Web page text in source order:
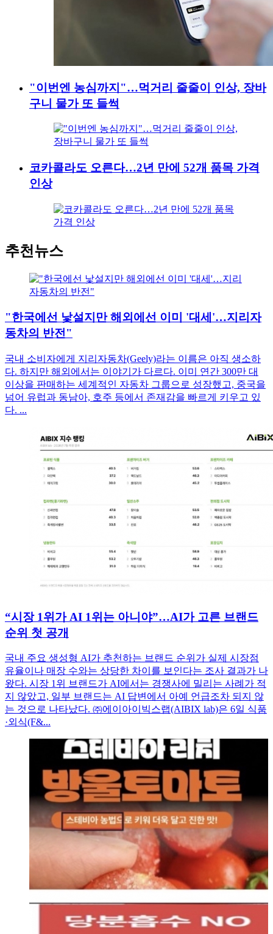
"이번엔 농심까지"…먹거리 줄줄이 인상, 장바
구니 물가 또 들썩
코카콜라도 오른다…2년 만에 52개 품목 가격
인상
추천뉴스
"한국에선 낯설지만 해외에선 이미 '대세'…지리자
동차의 반전"
국내 소비자에게 지리자동차(Geely)라는 이름은 아직 생소하
다. 하지만 해외에서는 이야기가 다르다. 이미 연간 300만 대
이상을 판매하는 세계적인 자동차 그룹으로 성장했고, 중국을
넘어 유럽과 동남아, 호주 등에서 존재감을 빠르게 키우고 있
다. ...
“시장 1위가 AI 1위는 아니야”…AI가 고른 브랜드
순위 첫 공개
국내 주요 생성형 AI가 추천하는 브랜드 순위가 실제 시장점
유율이나 매장 수와는 상당한 차이를 보인다는 조사 결과가 나
왔다. 시장 1위 브랜드가 AI에서는 경쟁사에 밀리는 사례가 적
지 않았고, 일부 브랜드는 AI 답변에서 아예 언급조차 되지 않
는 것으로 나타났다. ㈜에이아이빅스랩(AIBIX lab)은 6일 식품
·외식(F&...